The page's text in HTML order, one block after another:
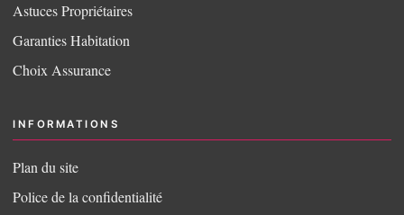
Astuces Propriétaires
Garanties Habitation
Choix Assurance
INFORMATIONS
Plan du site
Police de la confidentialité